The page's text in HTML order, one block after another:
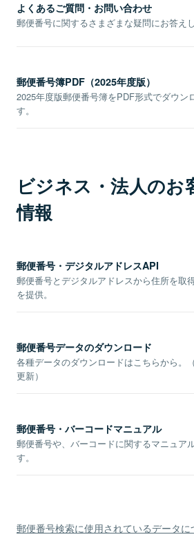
よくあるご質問・お問い合わせ
郵便番号に関するさまざまな疑問にお答えし
郵便番号簿PDF（2025年度版）
2025年度版郵便番号簿をPDF形式でダウン
す。
ビジネス・法人のお
情報
郵便番号・デジタルアドレスAPI
郵便番号とデジタルアドレスから住所を取
を提供。
郵便番号データのダウンロード
各種データのダウンロードはこちらから。
更新）
郵便番号・バーコードマニュアル
郵便番号や、バーコードに関するマニュア
す。
郵便番号検索に使用されているデータに